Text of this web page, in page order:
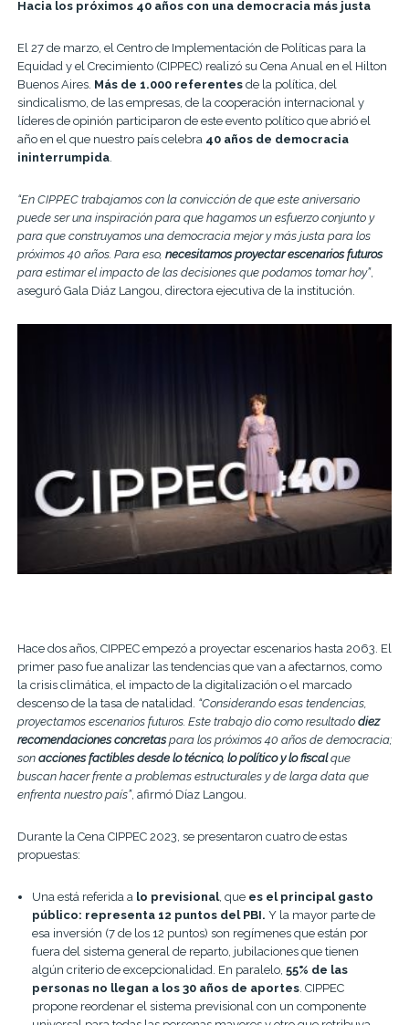
Hacia los próximos 40 años con una democracia más justa
El 27 de marzo, el Centro de Implementación de Políticas para la
Equidad y el Crecimiento (CIPPEC) realizó su Cena Anual en el Hilton
Buenos Aires. Más de 1.000 referentesde la política, del
sindicalismo, de las empresas, de la cooperación internacional y
líderes de opinión participaron de este evento político que abrió el
año en el que nuestro país celebra 40 años de democracia
ininterrumpida.
“En CIPPEC trabajamos con la convicción de que este aniversario
puede ser una inspiración para que hagamos un esfuerzo conjunto y
para que construyamos una democracia mejor y más justa para los
próximos 40 años. Para eso, necesitamos proyectar escenarios futuros
para estimar el impacto de las decisiones que podamos tomar hoy”,
aseguró Gala Diáz Langou, directora ejecutiva de la institución.
Hace dos años, CIPPEC empezó a proyectar escenarios hasta 2063. El
primer paso fue analizar las tendencias que van a afectarnos, como
la crisis climática, el impacto de la digitalización o el marcado
descenso de la tasa de natalidad. “Considerando esas tendencias,
proyectamos escenarios futuros. Este trabajo dio como resultado diez
recomendaciones concretaspara los próximos 40 años de democracia;
son acciones factibles desde lo técnico, lo político y lo fiscalque
buscan hacer frente a problemas estructurales y de larga data que
enfrenta nuestro país”, afirmó Díaz Langou.
Durante la Cena CIPPEC 2023, se presentaron cuatro de estas
propuestas:
Una está referida alo previsional, que es el principal gasto
público: representa 12 puntos del PBI. Y la mayor parte de
esa inversión (7 de los 12 puntos) son regímenes que están por
fuera del sistema general de reparto, jubilaciones que tienen
algún criterio de excepcionalidad. En paralelo, 55% de las
personas no llegan a los 30 años de aportes. CIPPEC
propone reordenar el sistema previsional con un componente